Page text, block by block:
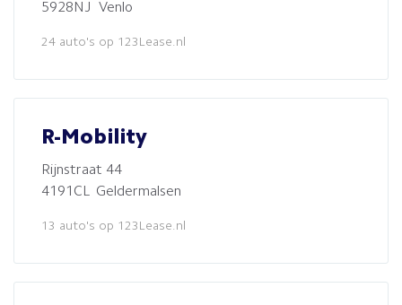
5928NJ Venlo
24 auto's op 123Lease.nl
R-Mobility
Rijnstraat 44
4191CL Geldermalsen
13 auto's op 123Lease.nl